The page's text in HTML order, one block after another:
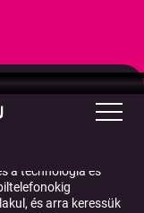
a technológia és
és arra keressük